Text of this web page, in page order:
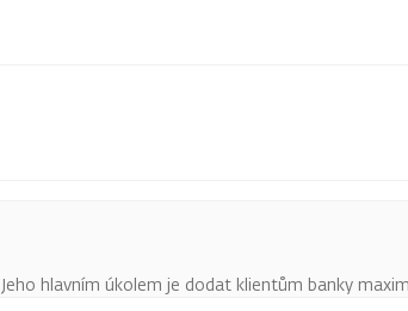
hlavním úkolem je dodat klientům banky